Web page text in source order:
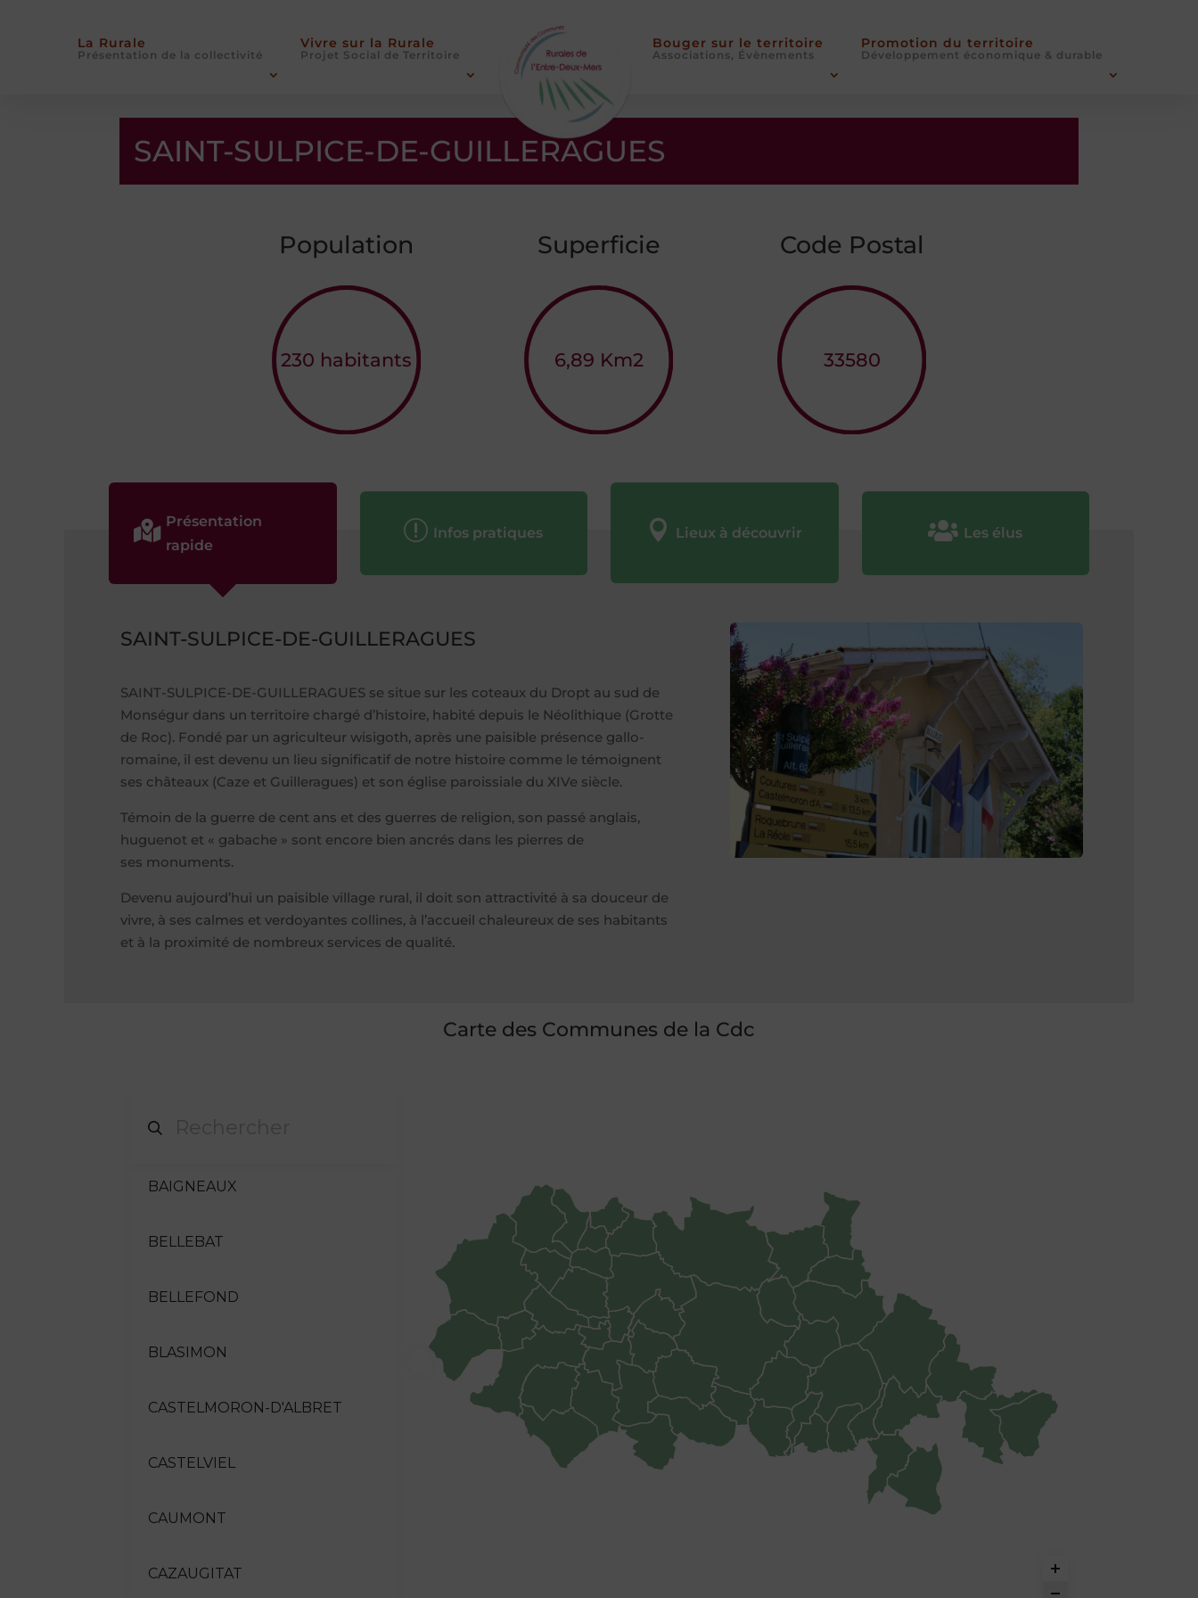
La Rurale
Présentation de la collectivité
Vivre sur la Rurale
Projet Social de Territoire
Bouger sur le territoire
Associations, Évènements
Promotion du territoire
Développement économique & durable
SAINT-SULPICE-DE-GUILLERAGUES
Population
230 habitants
Superficie
6,89 Km2
Code Postal
33580
 Présentation
rapide
r Infos pratiques  Lieux à découvrir  Les élus
SAINT-SULPICE-DE-GUILLERAGUES
SAINT-SULPICE-DE-GUILLERAGUES se situe sur les coteaux du Dropt au sud de
Monségur dans un territoire chargé d’histoire, habité depuis le Néolithique (Grotte
de Roc). Fondé par un agriculteur wisigoth, après une paisible présence gallo-
romaine, il est devenu un lieu significatif de notre histoire comme le témoignent
ses châteaux (Caze et Guilleragues) et son église paroissiale du XIVe siècle.
Témoin de la guerre de cent ans et des guerres de religion, son passé anglais,
huguenot et « gabache » sont encore bien ancrés dans les pierres de
ses monuments.
Devenu aujourd’hui un paisible village rural, il doit son attractivité à sa douceur de
vivre, à ses calmes et verdoyantes collines, à l’accueil chaleureux de ses habitants
et à la proximité de nombreux services de qualité.
Carte des Communes de la Cdc
BAIGNEAUX
BELLEBAT
BELLEFOND
BLASIMON
CASTELMORON-D'ALBRET
CASTELVIEL
CAUMONT
CAZAUGITAT